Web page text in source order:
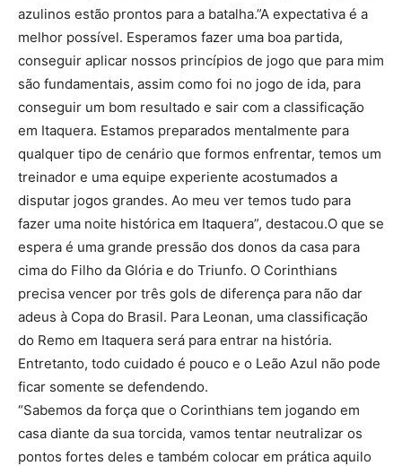
azulinos estão prontos para a batalha.”A expectativa é a
melhor possível. Esperamos fazer uma boa partida,
conseguir aplicar nossos princípios de jogo que para mim
são fundamentais, assim como foi no jogo de ida, para
conseguir um bom resultado e sair com a classificação
em Itaquera. Estamos preparados mentalmente para
qualquer tipo de cenário que formos enfrentar, temos um
treinador e uma equipe experiente acostumados a
disputar jogos grandes. Ao meu ver temos tudo para
fazer uma noite histórica em Itaquera”, destacou.O que se
espera é uma grande pressão dos donos da casa para
cima do Filho da Glória e do Triunfo. O Corinthians
precisa vencer por três gols de diferença para não dar
adeus à Copa do Brasil. Para Leonan, uma classificação
do Remo em Itaquera será para entrar na história.
Entretanto, todo cuidado é pouco e o Leão Azul não pode
ficar somente se defendendo.
“Sabemos da força que o Corinthians tem jogando em
casa diante da sua torcida, vamos tentar neutralizar os
pontos fortes deles e também colocar em prática aquilo